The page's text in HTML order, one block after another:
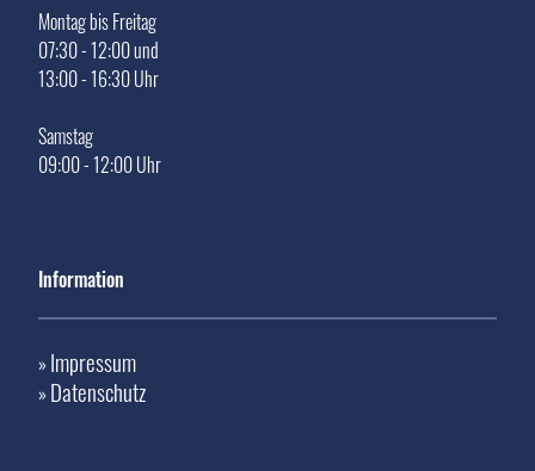
Montag bis Freitag
07:30 - 12:00 und
13:00 - 16:30 Uhr
Samstag
09:00 - 12:00 Uhr
Information
» Impressum
» Datenschutz